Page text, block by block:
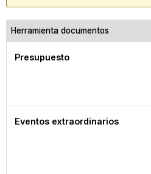
Herramienta documentos
Presupuesto
Eventos extraordinarios